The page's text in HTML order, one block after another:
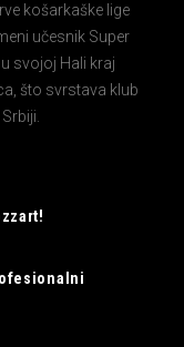
košarkaške lige
učesnik Super
svojoj Hali kraj
što svrstava klub